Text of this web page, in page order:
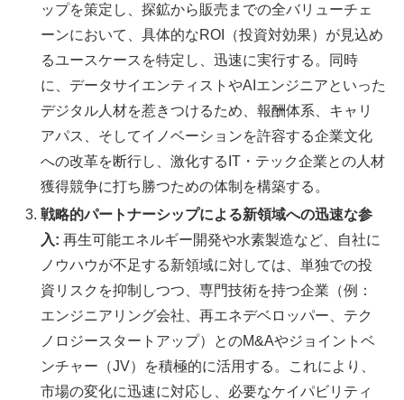
ップを策定し、探鉱から販売までの全バリューチェ
ーンにおいて、具体的なROI（投資対効果）が見込め
るユースケースを特定し、迅速に実行する。同時
に、データサイエンティストやAIエンジニアといった
デジタル人材を惹きつけるため、報酬体系、キャリ
アパス、そしてイノベーションを許容する企業文化
への改革を断行し、激化するIT・テック企業との人材
獲得競争に打ち勝つための体制を構築する。
戦略的パートナーシップによる新領域への迅速な参
入: 再生可能エネルギー開発や水素製造など、自社に
ノウハウが不足する新領域に対しては、単独での投
資リスクを抑制しつつ、専門技術を持つ企業（例：
エンジニアリング会社、再エネデベロッパー、テク
ノロジースタートアップ）とのM&Aやジョイントベ
ンチャー（JV）を積極的に活用する。これにより、
市場の変化に迅速に対応し、必要なケイパビリティ